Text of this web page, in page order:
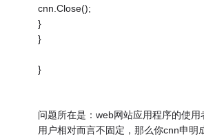
cnn.Close();
}
}
}
问题所在是：web网站应用程序的使用
用户相对而言不固定，那么你cnn申明